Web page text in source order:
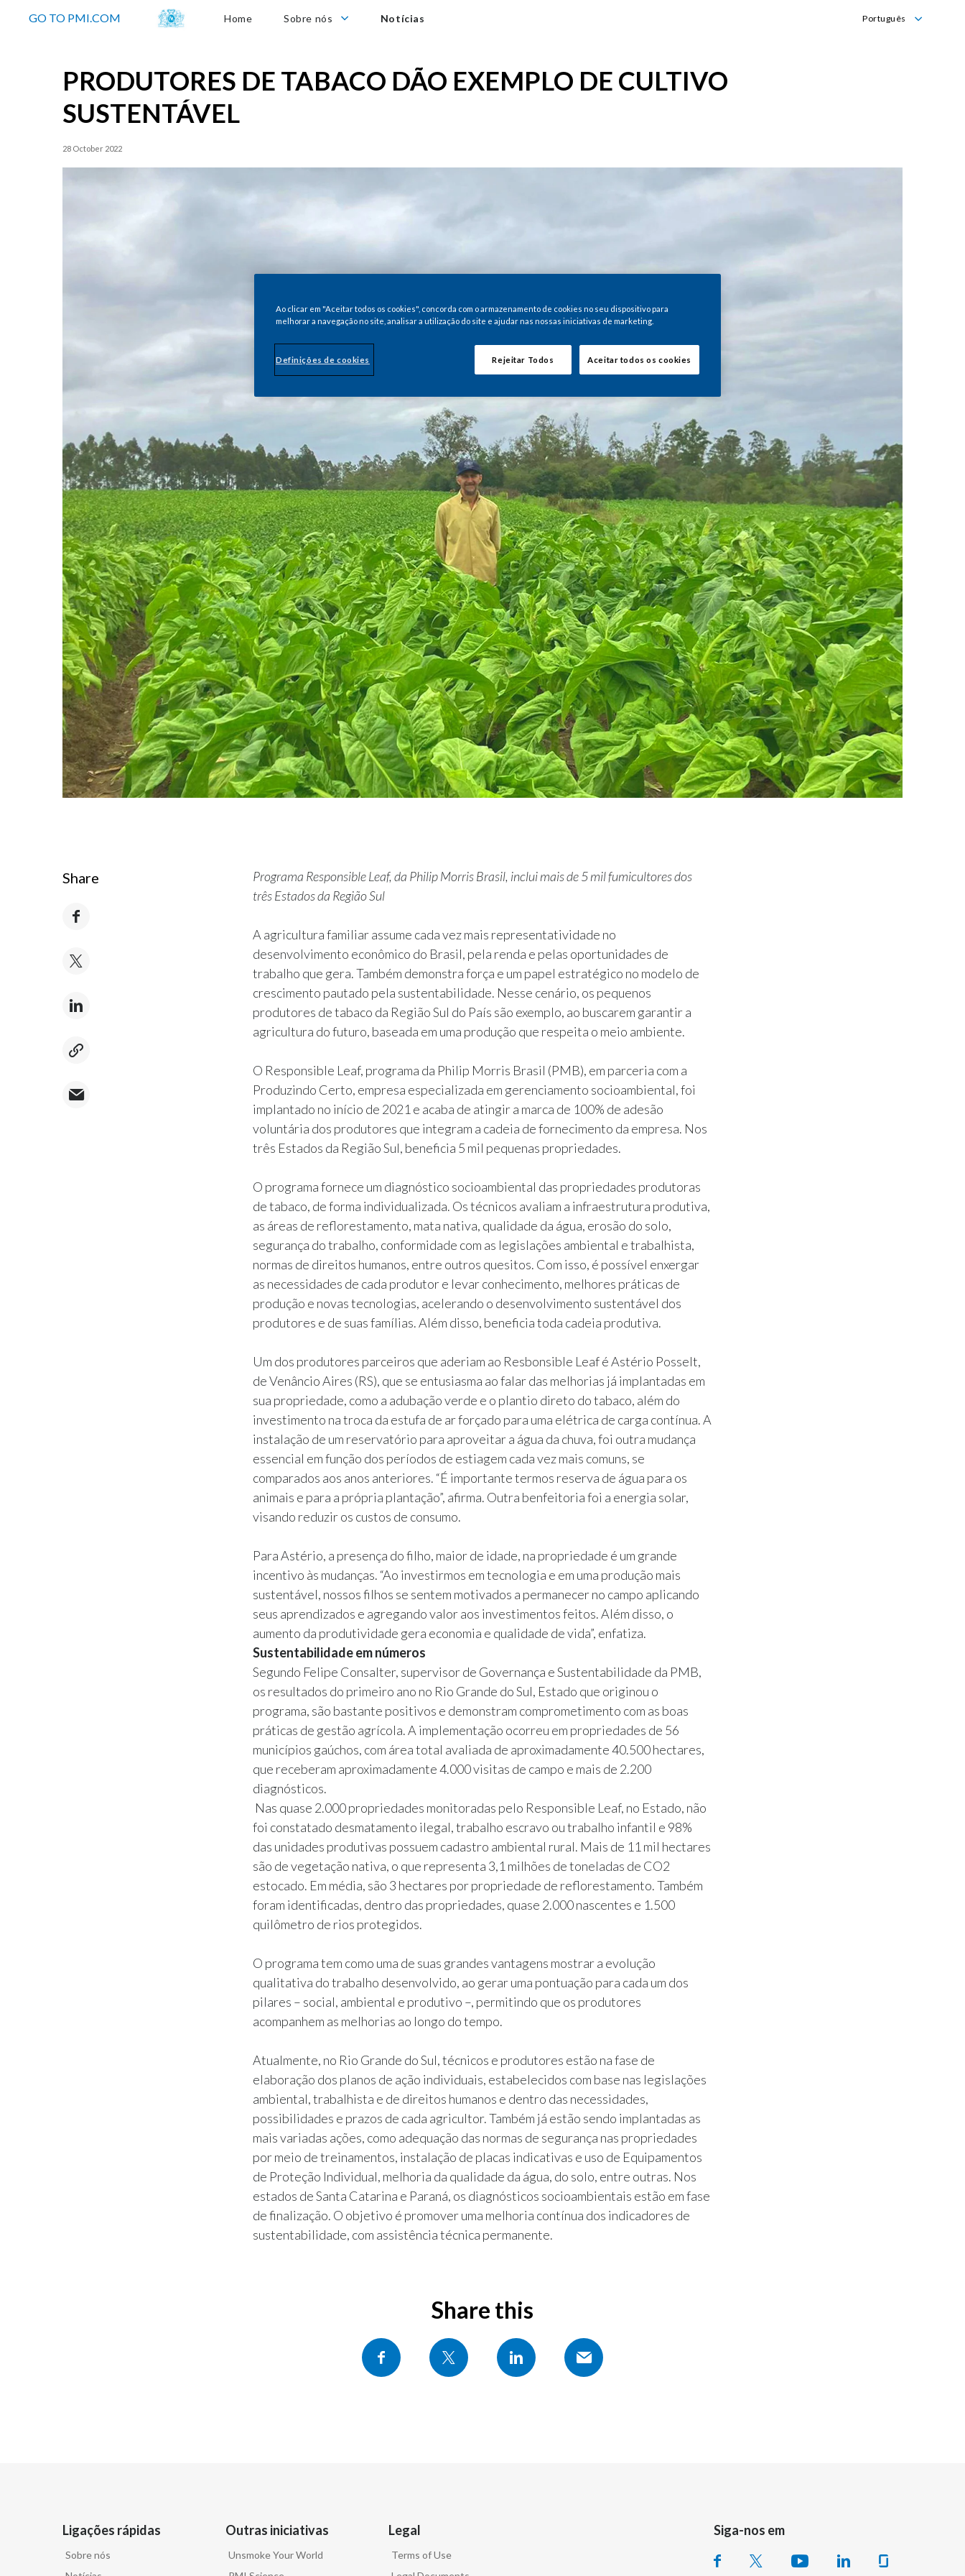
GO TO PMI.COM
Home Sobre nós
Notícias
Português
PRODUTORES DE TABACO DÃO EXEMPLO DE CULTIVO
SUSTENTÁVEL
28 October 2022
Share
Programa Responsible Leaf, da Philip Morris Brasil, inclui mais de 5 mil fumicultores dos
três Estados da Região Sul
A agricultura familiar assume cada vez mais representatividade no
desenvolvimento econômico do Brasil, pela renda e pelas oportunidades de
trabalho que gera. Também demonstra força e um papel estratégico no modelo de
crescimento pautado pela sustentabilidade. Nesse cenário, os pequenos
produtores de tabaco da Região Sul do País são exemplo, ao buscarem garantir a
agricultura do futuro, baseada em uma produção que respeita o meio ambiente.
O Responsible Leaf, programa da Philip Morris Brasil (PMB), em parceria com a
Produzindo Certo, empresa especializada em gerenciamento socioambiental, foi
implantado no início de 2021 e acaba de atingir a marca de 100% de adesão
voluntária dos produtores que integram a cadeia de fornecimento da empresa. Nos
três Estados da Região Sul, beneficia 5 mil pequenas propriedades.
O programa fornece um diagnóstico socioambiental das propriedades produtoras
de tabaco, de forma individualizada. Os técnicos avaliam a infraestrutura produtiva,
as áreas de reflorestamento, mata nativa, qualidade da água, erosão do solo,
segurança do trabalho, conformidade com as legislações ambiental e trabalhista,
normas de direitos humanos, entre outros quesitos. Com isso, é possível enxergar
as necessidades de cada produtor e levar conhecimento, melhores práticas de
produção e novas tecnologias, acelerando o desenvolvimento sustentável dos
produtores e de suas famílias. Além disso, beneficia toda cadeia produtiva.
Um dos produtores parceiros que aderiam ao Resbonsible Leaf é Astério Posselt,
de Venâncio Aires (RS), que se entusiasma ao falar das melhorias já implantadas em
sua propriedade, como a adubação verde e o plantio direto do tabaco, além do
investimento na troca da estufa de ar forçado para uma elétrica de carga contínua. A
instalação de um reservatório para aproveitar a água da chuva, foi outra mudança
essencial em função dos períodos de estiagem cada vez mais comuns, se
comparados aos anos anteriores. “É importante termos reserva de água para os
animais e para a própria plantação”, afirma. Outra benfeitoria foi a energia solar,
visando reduzir os custos de consumo.
Para Astério, a presença do filho, maior de idade, na propriedade é um grande
incentivo às mudanças. “Ao investirmos em tecnologia e em uma produção mais
sustentável, nossos filhos se sentem motivados a permanecer no campo aplicando
seus aprendizados e agregando valor aos investimentos feitos. Além disso, o
aumento da produtividade gera economia e qualidade de vida”, enfatiza.
Sustentabilidade em números
Segundo Felipe Consalter, supervisor de Governança e Sustentabilidade da PMB,
os resultados do primeiro ano no Rio Grande do Sul, Estado que originou o
programa, são bastante positivos e demonstram comprometimento com as boas
práticas de gestão agrícola. A implementação ocorreu em propriedades de 56
municípios gaúchos, com área total avaliada de aproximadamente 40.500 hectares,
que receberam aproximadamente 4.000 visitas de campo e mais de 2.200
diagnósticos.
Nas quase 2.000 propriedades monitoradas pelo Responsible Leaf, no Estado, não
foi constatado desmatamento ilegal, trabalho escravo ou trabalho infantil e 98%
das unidades produtivas possuem cadastro ambiental rural. Mais de 11 mil hectares
são de vegetação nativa, o que representa 3,1 milhões de toneladas de CO2
estocado. Em média, são 3 hectares por propriedade de reflorestamento. Também
foram identificadas, dentro das propriedades, quase 2.000 nascentes e 1.500
quilômetro de rios protegidos.
O programa tem como uma de suas grandes vantagens mostrar a evolução
qualitativa do trabalho desenvolvido, ao gerar uma pontuação para cada um dos
pilares – social, ambiental e produtivo –, permitindo que os produtores
acompanhem as melhorias ao longo do tempo.
Atualmente, no Rio Grande do Sul, técnicos e produtores estão na fase de
elaboração dos planos de ação individuais, estabelecidos com base nas legislações
ambiental, trabalhista e de direitos humanos e dentro das necessidades,
possibilidades e prazos de cada agricultor. Também já estão sendo implantadas as
mais variadas ações, como adequação das normas de segurança nas propriedades
por meio de treinamentos, instalação de placas indicativas e uso de Equipamentos
de Proteção Individual, melhoria da qualidade da água, do solo, entre outras. Nos
estados de Santa Catarina e Paraná, os diagnósticos socioambientais estão em fase
de finalização. O objetivo é promover uma melhoria contínua dos indicadores de
sustentabilidade, com assistência técnica permanente.
Share this
Ligações rápidas
Sobre nós
Outras iniciativas
Unsmoke Your World
Legal
Terms of Use
Siga-nos em
Ao clicar em "Aceitar todos os cookies", concorda com o armazenamento de cookies no seu dispositivo para
melhorar a navegação no site, analisar a utilização do site e ajudar nas nossas iniciativas de marketing.
Definições de cookies Rejeitar Todos Aceitar todos os cookies